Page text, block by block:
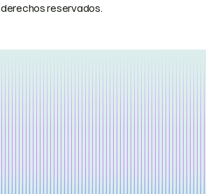
derechos reservados.